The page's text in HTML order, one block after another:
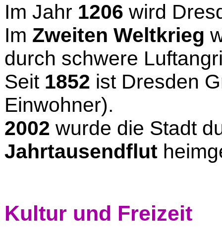
Im Jahr 1206 wird
Im Zweiten Weltkrieg
durch schwere
Seit 1852 ist Dresden
Einwohner).
2002 wurde die Stadt
Jahrtausendflut
Kultur und Freizeit